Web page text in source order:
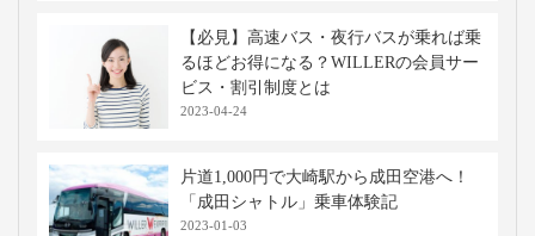
【必見】高速バス・夜行バスが乗れば乗
るほどお得になる？WILLERの会員サー
ビス・割引制度とは
2023-04-24
片道1,000円で大崎駅から成田空港へ！
「成田シャトル」乗車体験記
2023-01-03